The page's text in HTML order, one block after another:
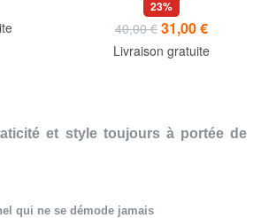
23%
40,00 € 31,00 €
Livraison gratuite
et style toujours à portée de
qui ne se démode jamais